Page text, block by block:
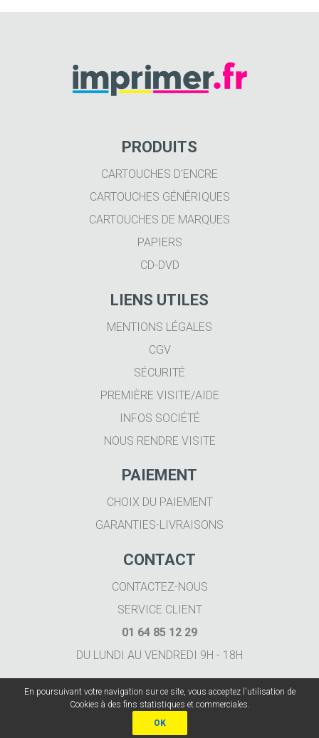
PRODUITS
CARTOUCHES D'ENCRE
CARTOUCHES GÉNÉRIQUES
CARTOUCHES DE MARQUES
PAPIERS
CD-DVD
LIENS UTILES
MENTIONS LÉGALES
CGV
SÉCURITÉ
PREMIÈRE VISITE/AIDE
INFOS SOCIÉTÉ
NOUS RENDRE VISITE
PAIEMENT
CHOIX DU PAIEMENT
GARANTIES-LIVRAISONS
CONTACT
CONTACTEZ-NOUS
SERVICE CLIENT
01 64 85 12 29
DU LUNDI AU VENDREDI 9H - 18H
En poursuivant votre navigation sur ce site, vous acceptez l'utilisation de
Cookies à des fins statistiques et commerciales.
OK